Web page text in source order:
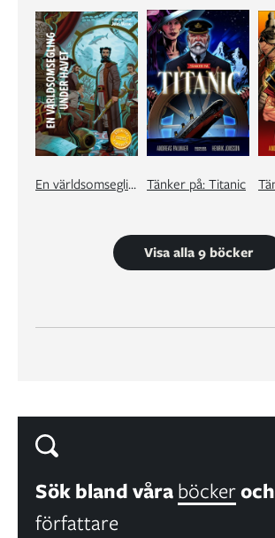
En världsomsegling under havet Tänker på: Titanic
Visa alla 9 böcker
Sök bland våraböckeroch
författare